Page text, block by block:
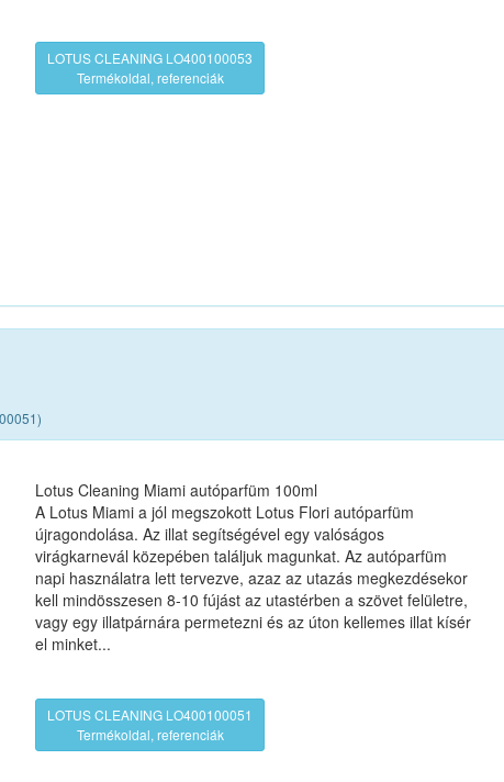
LOTUS CLEANING LO400100053
Termékoldal, referenciák
Lotus Cleaning Miami autóparfüm 100ml
A Lotus Miami a jól megszokott Lotus Flori autóparfüm
újragondolása. Az illat segítségével egy valóságos
virágkarnevál közepében találjuk magunkat. Az autóparfüm
napi használatra lett tervezve, azaz az utazás megkezdésekor
kell mindösszesen 8-10 fújást az utastérben a szövet felületre,
vagy egy illatpárnára permetezni és az úton kellemes illat kísér
el minket...
LOTUS CLEANING LO400100051
Termékoldal, referenciák